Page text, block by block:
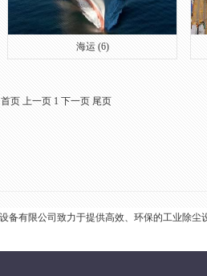
海运 (6)
首页 上一页 1 下一页 尾页
备有限公司致力于提供高效、环保的工业除